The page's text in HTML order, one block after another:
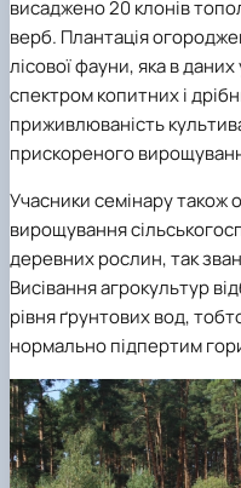
висаджено 20 клонів
верб. Плантація
лісової фауни, яка в
спектром копитних і
приживлюваність
прискореного
Учасники семінару також
вирощування
деревних рослин, так
Висівання агрокультур
рівня ґрунтових вод,
нормально підпертим